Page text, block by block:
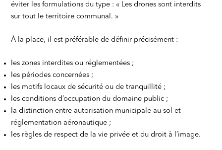
éviter les formulations du type : « Les drones sont interdits
sur tout le territoire communal. »
À la place, il est préférable de définir précisément :
les zones interdites ou réglementées ;
les périodes concernées ;
les motifs locaux de sécurité ou de tranquillité ;
les conditions d’occupation du domaine public ;
la distinction entre autorisation municipale au sol et
réglementation aéronautique ;
les règles de respect de la vie privée et du droit à l’image.